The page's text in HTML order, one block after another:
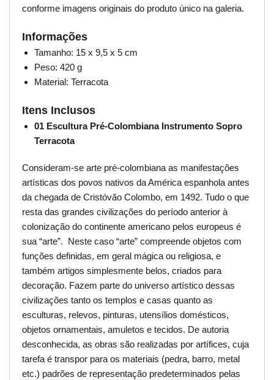
conforme imagens originais do produto único na galeria.
Informações
Tamanho: 15 x 9,5 x 5 cm
Peso: 420 g
Material: Terracota
Itens Inclusos
01 Escultura Pré-Colombiana Instrumento Sopro
Terracota
Consideram-se arte pré-colombiana as manifestações
artísticas dos povos nativos da América espanhola antes
da chegada de Cristóvão Colombo, em 1492. Tudo o que
resta das grandes civilizações do período anterior à
colonização do continente americano pelos europeus é
sua “arte”. Neste caso “arte” compreende objetos com
funções definidas, em geral mágica ou religiosa, e
também artigos simplesmente belos, criados para
decoração. Fazem parte do universo artístico dessas
civilizações tanto os templos e casas quanto as
esculturas, relevos, pinturas, utensílios domésticos,
objetos ornamentais, amuletos e tecidos. De autoria
desconhecida, as obras são realizadas por artífices, cuja
tarefa é transpor para os materiais (pedra, barro, metal
etc.) padrões de representação predeterminados pelas